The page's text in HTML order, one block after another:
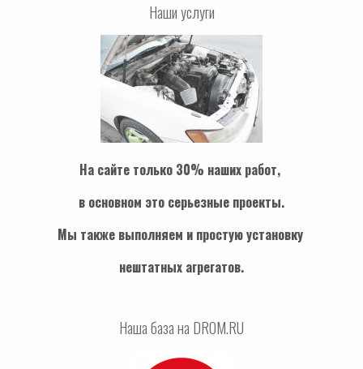
Наши услуги
На сайте только 30% наших работ,
в основном это серьезные проекты.
Мы также выполняем и простую установку
нештатных агрегатов.
Наша база на DROM.RU